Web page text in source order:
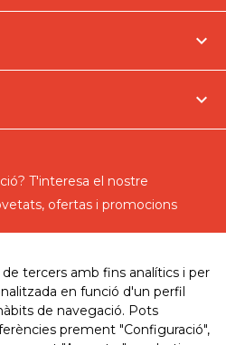


T'interesa el nostre
ofertas i promocions
de privadesa
tercers amb fins analítics i per
en funció d'un perfil
de navegació. Pots
prement "Configuració",